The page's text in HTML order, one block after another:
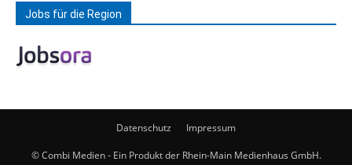
Jobs für die Region
Datenschutz Impressum
© Combi Medien - Ein Produkt der Rhein-Main Medienhaus GmbH.